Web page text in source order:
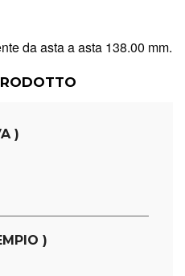
da asta a asta 138.00 mm.
)
)